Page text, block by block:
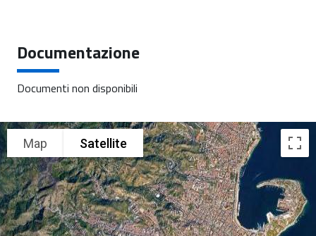
Documentazione
Documenti non disponibili
Map Satellite